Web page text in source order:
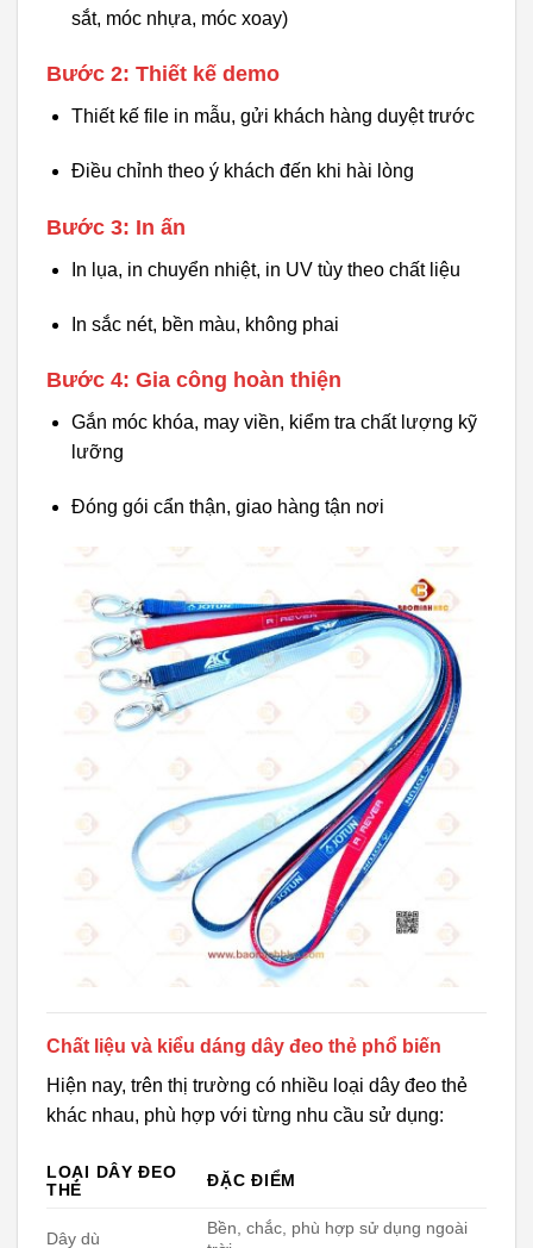
sắt, móc nhựa, móc xoay)
Bước 2: Thiết kế demo
Thiết kế file in mẫu, gửi khách hàng duyệt trước
Điều chỉnh theo ý khách đến khi hài lòng
Bước 3: In ấn
In lụa, in chuyển nhiệt, in UV tùy theo chất liệu
In sắc nét, bền màu, không phai
Bước 4: Gia công hoàn thiện
Gắn móc khóa, may viền, kiểm tra chất lượng kỹ
lưỡng
Đóng gói cẩn thận, giao hàng tận nơi
Chất liệu và kiểu dáng dây đeo thẻ phổ biến
Hiện nay, trên thị trường có nhiều loại dây đeo thẻ
khác nhau, phù hợp với từng nhu cầu sử dụng:
LOẠI DÂY ĐEO
THẺ
ĐẶC ĐIỂM
Dây dù
Bền, chắc, phù hợp sử dụng ngoài